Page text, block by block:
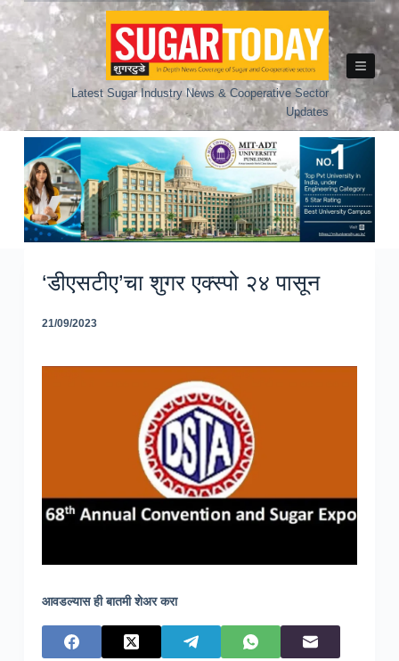
Skip
to
Latest Sugar Industry News & Cooperative Sector
Updates
‘डीएसटीए’चा शुगर एक्स्पो २४ पासून
21/09/2023
आवडल्यास ही बातमी शेअर करा